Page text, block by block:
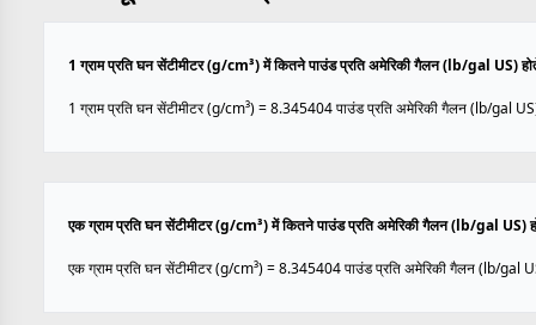
1 ग्राम प्रति घन सेंटीमीटर (g/cm³) में कितने पाउंड प्रति अमेरिकी गैलन (lb/gal US)
1 ग्राम प्रति घन सेंटीमीटर (g/cm³) = 8.345404 पाउंड प्रति अमेरिकी गैलन (lb/gal
एक ग्राम प्रति घन सेंटीमीटर (g/cm³) में कितने पाउंड प्रति अमेरिकी गैलन (lb/gal US)
एक ग्राम प्रति घन सेंटीमीटर (g/cm³) = 8.345404 पाउंड प्रति अमेरिकी गैलन (lb/gal